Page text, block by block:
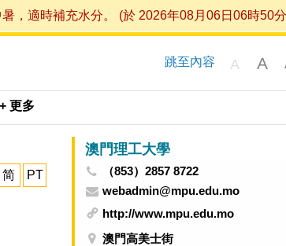
，適時補充水分。 (於 2026年08月06日06時50
跳至內容 A A
+ 更多
简 PT
澳門理工大學
（853）2857 8722
webadmin@mpu.edu.mo
http://www.mpu.edu.mo
澳門高美士街